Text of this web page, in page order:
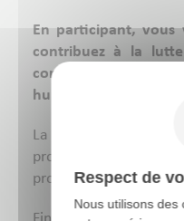
En participant, vous
contribuez à la lutte
comme à la
humaine !
La formation
professionnels de
progrès.Respect de
Nous utilisons des